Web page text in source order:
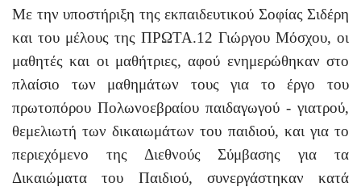
Με την υποστήριξη της εκπαιδευτικού Σοφίας Σιδέρη
και του μέλους της ΠΡΩΤΑ.12 Γιώργου Μόσχου, οι
μαθητές και οι μαθήτριες, αφού ενημερώθηκαν στο
πλαίσιο των μαθημάτων τους για το έργο του
πρωτοπόρου Πολωνοεβραίου παιδαγωγού - γιατρού,
θεμελιωτή των δικαιωμάτων του παιδιού, και για το
περιεχόμενο της Διεθνούς Σύμβασης για τα
Δικαιώματα του Παιδιού, συνεργάστηκαν κατά